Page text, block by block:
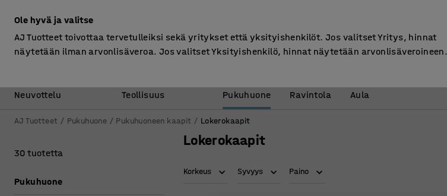
Neuvottelu
Teollisuus
Pukuhuone Ravintola
Aula
AJ Tuotteet Pukuhuone Pukuhuoneen kaapit Lokerokaapit
Lokerokaapit
Korkeus Syvyys Paino
30 tuotetta
Pukuhuone
Ole hyvä ja valitse
AJ Tuotteet toivottaa tervetulleiksi sekä yritykset että yksityishenkilöt. Jos valitset Yritys, hinnat
näytetään ilman arvonlisäveroa. Jos valitset Yksityishenkilö, hinnat näytetään arvonlisäveroineen.